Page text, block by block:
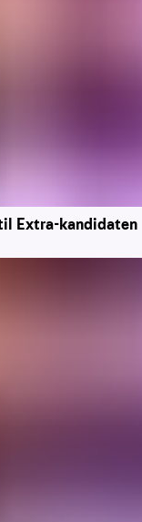
Extra-kandidaten